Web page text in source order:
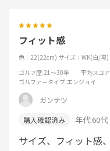
フィット感
色：22(22cm) サイズ：WK(白/黒)
ゴルフ歴:21～30年 平均スコア
ゴルファータイプ:エンジョイ
ガンテツ
年代:60代
サイズ、フィット感